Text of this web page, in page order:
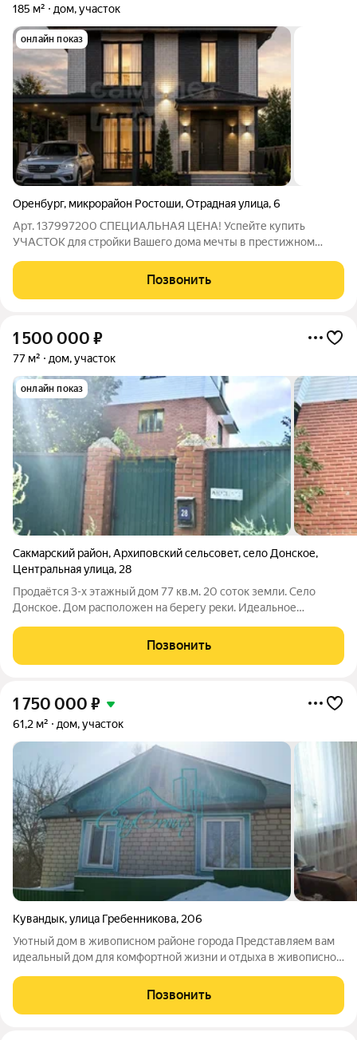
185 м² дом, участок
онлайн показ
Оренбург, микрорайон Ростоши,Отрадная улица,6
Арт. 137997200 СПЕЦИАЛЬНАЯ ЦЕНА! Успейте купить
УЧАСТОК для стройки Вашего дома мечты в престижном
объявлении приложены рендеры проекта дома, который
может расположиться на этом участке, с учетом
Позвонить
1 500 000 ₽
77 м² дом, участок
онлайн показ
Сакмарский район,Архиповский сельсовет,село Донское,
Центральная улица, 28
Продаётся 3-х этажный дом 77 кв.м. 20 соток земли. Село
Донское. Дом расположен на берегу реки. Идеальное
Дом 3-х этажный. По периметру забор из профлиста. На 1-ом
этаже : - Просторный гараж -
Позвонить
1 750 000 ₽
61,2 м² дом, участок
Кувандык,улица Гребенникова, 206
Уютный дом в живописном районе города Представляем вам
идеальный дом для комфортной жизни и отдыха в живописном
Это место станет вашим уютным гнездышком, где вы сможете
наслаждаться
Позвонить